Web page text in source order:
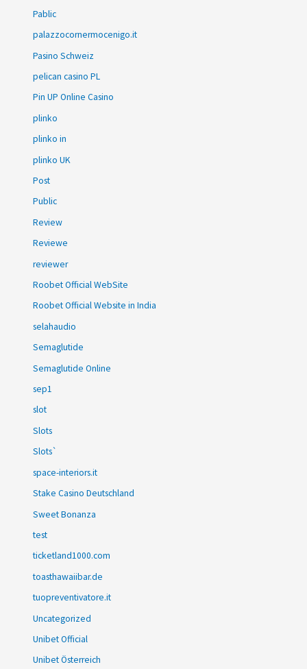
Pablic
palazzocornermocenigo.it
Pasino Schweiz
pelican casino PL
Pin UP Online Casino
plinko
plinko in
plinko UK
Post
Public
Review
Reviewe
reviewer
Roobet Official WebSite
Roobet Official Website in India
selahaudio
Semaglutide
Semaglutide Online
sep1
slot
Slots
Slots`
space-interiors.it
Stake Casino Deutschland
Sweet Bonanza
test
ticketland1000.com
toasthawaiibar.de
tuopreventivatore.it
Uncategorized
Unibet Official
Unibet Österreich